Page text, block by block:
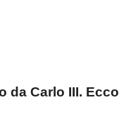
da Carlo III. Ecco